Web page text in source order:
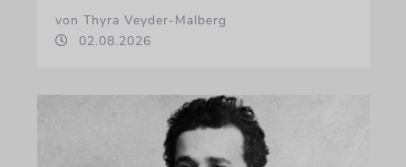
von Thyra Veyder-Malberg
02.08.2026